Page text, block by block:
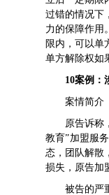
过错的情况下
力的保障作用
限内，可以单
单方解除权如
10案例：
案情简介
原告诉称
教育”加盟服
态，团队解散
损失，原告加
被告的严